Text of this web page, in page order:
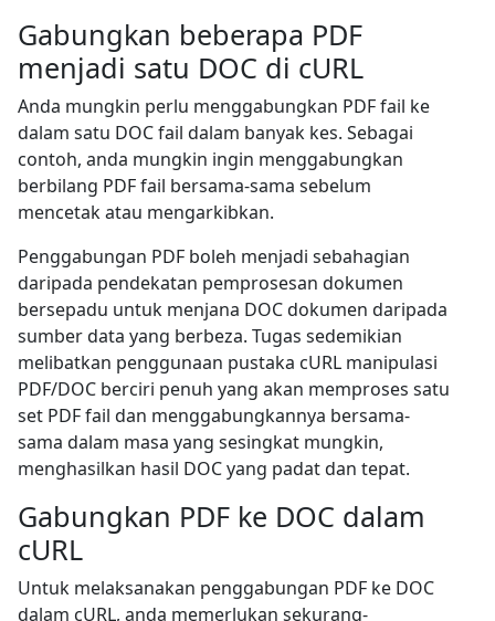
Gabungkan beberapa PDF
menjadi satu DOC di cURL
Anda mungkin perlu menggabungkan PDF fail ke
dalam satu DOC fail dalam banyak kes. Sebagai
contoh, anda mungkin ingin menggabungkan
berbilang PDF fail bersama-sama sebelum
mencetak atau mengarkibkan.
Penggabungan PDF boleh menjadi sebahagian
daripada pendekatan pemprosesan dokumen
bersepadu untuk menjana DOC dokumen daripada
sumber data yang berbeza. Tugas sedemikian
melibatkan penggunaan pustaka cURL manipulasi
PDF/DOC berciri penuh yang akan memproses satu
set PDF fail dan menggabungkannya bersama-
sama dalam masa yang sesingkat mungkin,
menghasilkan hasil DOC yang padat dan tepat.
Gabungkan PDF ke DOC dalam
cURL
Untuk melaksanakan penggabungan PDF ke DOC
dalam cURL, anda memerlukan sekurang-